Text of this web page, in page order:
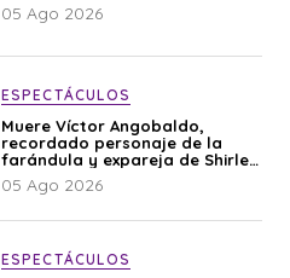
05 Ago 2026
ESPECTÁCULOS
Muere Víctor Angobaldo,
recordado personaje de la
farándula y expareja de Shirley
Cherres
05 Ago 2026
ESPECTÁCULOS